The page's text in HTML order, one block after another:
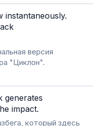
instantaneously.
версия
"Циклон".
generates
impact.
который здесь